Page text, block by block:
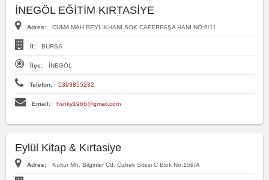
İNEGÖL EĞİTİM KIRTASİYE
Adres: CUMA MAH BEYLIKHANI SOK CAFERPAŞA HANI NO:9/11
İl: BURSA
İlçe: İNEGÖL
Telefon: 5393855232
Email: hsnky1966@gmail.com
Eylül Kitap & Kırtasiye
Adres: Kültür Mh. Bilginler Cd. Özbek Sitesi C Blok No:159/A